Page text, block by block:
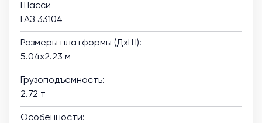
Шасси
ГАЗ 33104
Размеры платформы (ДхШ):
5.04х2.23 м
Грузоподъемность:
2.72 т
Особенности: